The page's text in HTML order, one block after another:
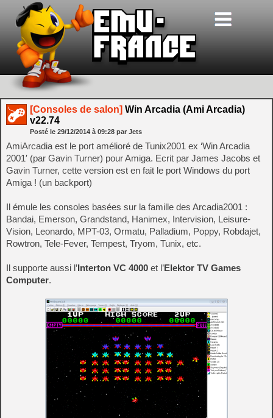
[Consoles de salon] Win Arcadia (Ami Arcadia)
v22.74
Posté le 29/12/2014 à 09:28 par Jets
AmiArcadia est le port amélioré de Tunix2001 ex ‘Win Arcadia
2001′ (par Gavin Turner) pour Amiga. Ecrit par James Jacobs et
Gavin Turner, cette version est en fait le port Windows du port
Amiga ! (un backport)
Il émule les consoles basées sur la famille des Arcadia2001 :
Bandai, Emerson, Grandstand, Hanimex, Intervision, Leisure-
Vision, Leonardo, MPT-03, Ormatu, Palladium, Poppy, Robdajet,
Rowtron, Tele-Fever, Tempest, Tryom, Tunix, etc.
Il supporte aussi l’Interton VC 4000 et l’Elektor TV Games
Computer.